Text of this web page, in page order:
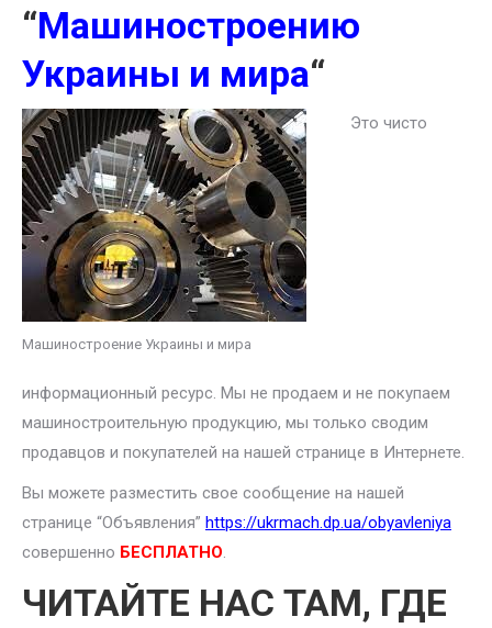
“Машиностроению
Украины и мира“
Машиностроение Украины и мира
Это чисто
информационный ресурс. Мы не продаем и не покупаем
машиностроительную продукцию, мы только сводим
продавцов и покупателей на нашей странице в Интернете.
Вы можете разместить свое сообщение на нашей
странице “Объявления” https://ukrmach.dp.ua/obyavleniya
совершенно БЕСПЛАТНО.
ЧИТАЙТЕ НАС ТАМ, ГДЕ